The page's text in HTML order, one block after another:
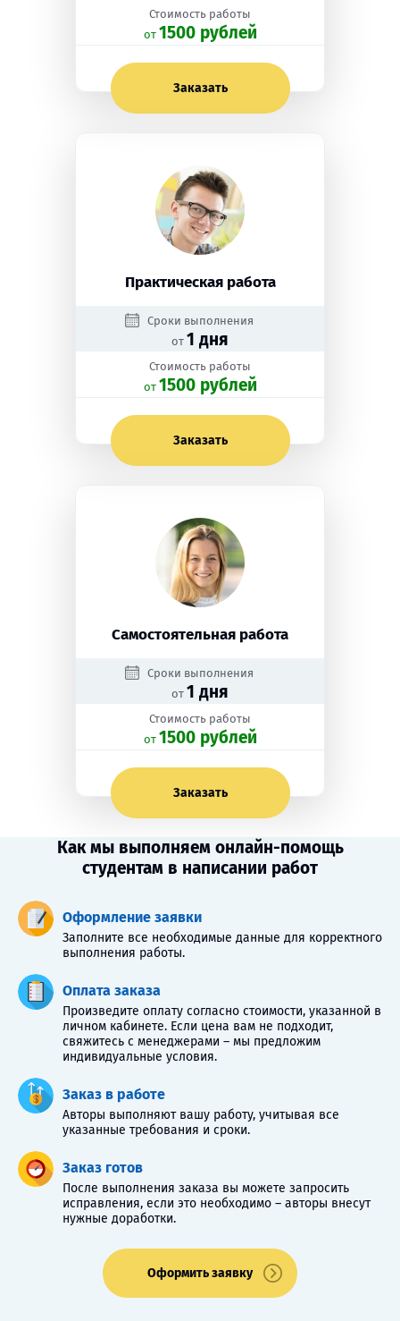
Стоимость работы
oт 1500 рублей
Заказать
Практическая работа
Сроки выполнения
от 1 дня
Стоимость работы
oт 1500 рублей
Заказать
Самостоятельная работа
Сроки выполнения
от 1 дня
Стоимость работы
oт 1500 рублей
Заказать
Как мы выполняем онлайн-помощь
студентам в написании работ
Оформление заявки
Заполните все необходимые данные для корректного
выполнения работы.
Оплата заказа
Произведите оплату согласно стоимости, указанной в
личном кабинете. Если цена вам не подходит,
свяжитесь с менеджерами – мы предложим
индивидуальные условия.
Заказ в работе
Авторы выполняют вашу работу, учитывая все
указанные требования и сроки.
Заказ готов
После выполнения заказа вы можете запросить
исправления, если это необходимо – авторы внесут
нужные доработки.
Оформить заявку